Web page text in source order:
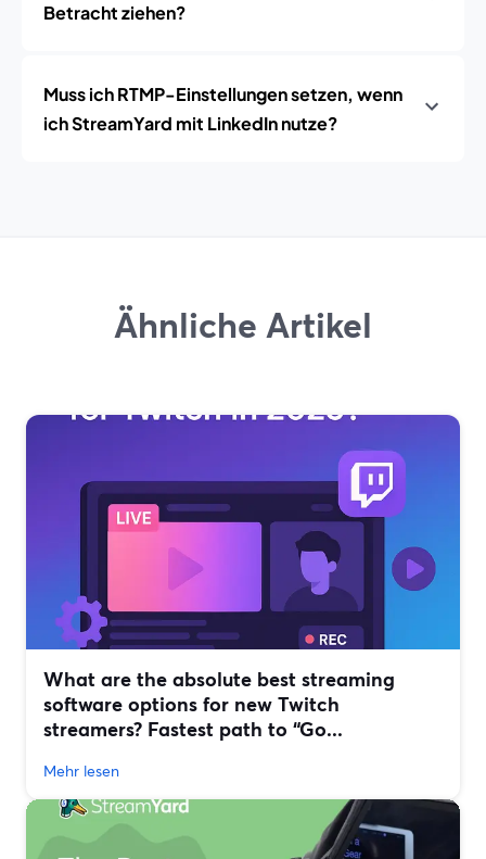
Betracht ziehen?
Muss ich RTMP-Einstellungen setzen, wenn
ich StreamYard mit LinkedIn nutze?
Ähnliche Artikel
What are the absolute best streaming
software options for new Twitch
streamers? Fastest path to “Go...
Mehr lesen